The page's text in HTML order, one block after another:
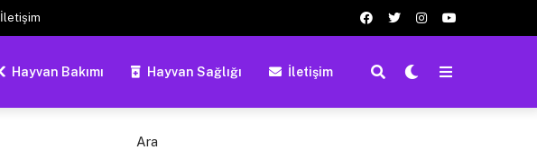
İletişim
Hayvan Bakımı Hayvan Sağlığı İletişim
Ara